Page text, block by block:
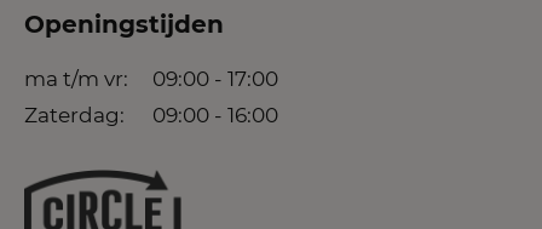
Openingstijden
ma t/m vr:
09:00 - 17:00
Zaterdag:
09:00 - 16:00